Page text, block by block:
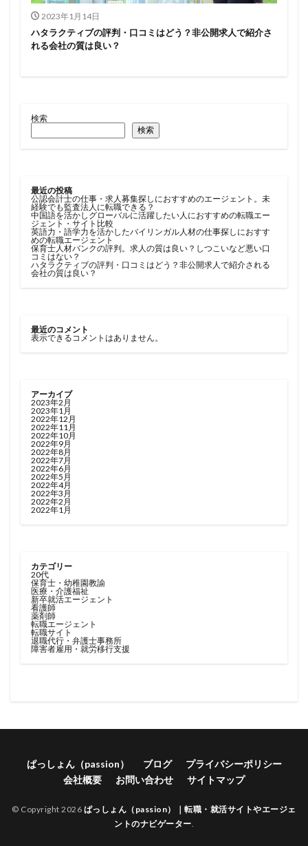
2023年1月14日
ハタラクティブの評判・口コミはどう？非公開求人で紹介さ
れる会社の質は良い？
検索
検索
最近の投稿
公認会計士の仕事・求人募集探しにおすすめのエージェント。未
経験でも監査法人に転職できる？
中国語を活かしグローバルに活躍したい人におすすめの転職エー
ジェント・サイト比較
英語力・語学力を活かしたバイリンガル人材の仕事探しにおすす
めの転職エージェント
保育士人材バンクの評判。求人の質は良い？しつこいなど悪い口
コミはない？
ハタラクティブの評判・口コミはどう？非公開求人で紹介される
会社の質は良い？
最近のコメント
表示できるコメントはありません。
アーカイブ
2023年2月
2023年1月
2022年12月
2022年11月
2022年10月
2022年9月
2022年8月
2022年7月
2022年6月
2022年5月
2022年4月
2022年3月
2022年2月
2022年1月
カテゴリー
20代
保育士・幼稚園教諭
医療・介護福祉
新卒就活エージェント
看護師
薬剤師
転職エージェント
転職サイト
退職代行・弁護士事務所
障害者雇用・就労移行支援
ぱっしょん（passion） ブログ
プライバシーポリシー
会社概要
お問い合わせ サイトマップ
© Copyright 2026 ぱっしょん（passion）｜転職・就活サイトやエージェ
ントのナビゲーター